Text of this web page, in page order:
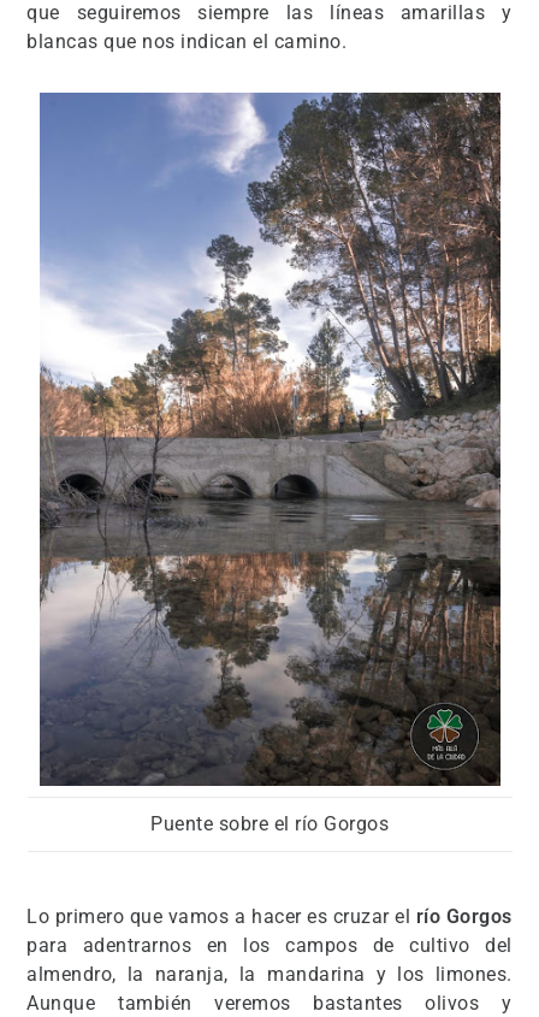
que seguiremos siempre las líneas amarillas y
blancas que nos indican el camino.
Puente sobre el río Gorgos
Lo primero que vamos a hacer es cruzar el río Gorgos
para adentrarnos en los campos de cultivo del
almendro, la naranja, la mandarina y los limones.
Aunque también veremos bastantes olivos y